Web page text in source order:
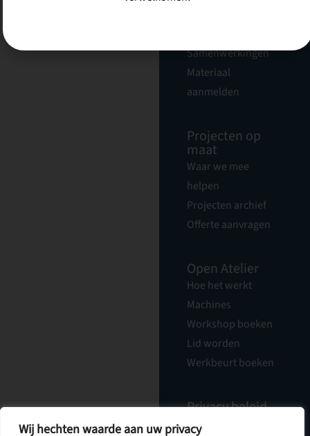
Wij hechten waarde aan uw privacy
Samenwerkingen
Materiaal
aanmelden
Projecten op
maat
Waar we mee
helpen
Projecten archief
Offerte aanvragen
Open Atelier
Hoe het werkt
Machines
Workshop boeken
Lid worden
Werkbeurt boeken
Privacy beleid